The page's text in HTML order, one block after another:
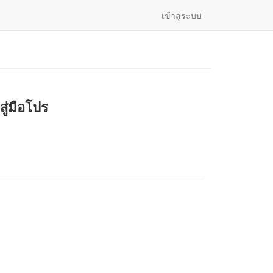
เข้าสู่ระบบ
มือโปร